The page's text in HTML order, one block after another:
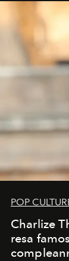
POP
Charlize
resa